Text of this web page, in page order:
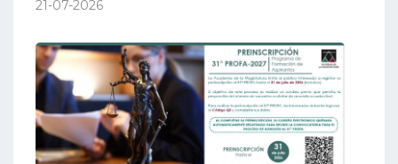
21-07-2026